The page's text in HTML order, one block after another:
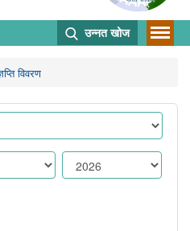
उन्नत खोज
विवरण